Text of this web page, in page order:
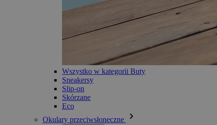
Wszystko w kategorii Buty
Sneakersy
Slip-on
Skórzane
Eco
Okulary przeciwsłoneczne